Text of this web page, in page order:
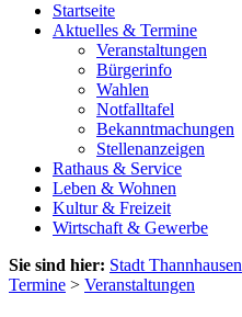
Startseite
Aktuelles & Termine
Veranstaltungen
Bürgerinfo
Wahlen
Notfalltafel
Bekanntmachungen
Stellenanzeigen
Rathaus & Service
Leben & Wohnen
Kultur & Freizeit
Wirtschaft & Gewerbe
Sie sind hier: Stadt Thannhausen
Termine > Veranstaltungen